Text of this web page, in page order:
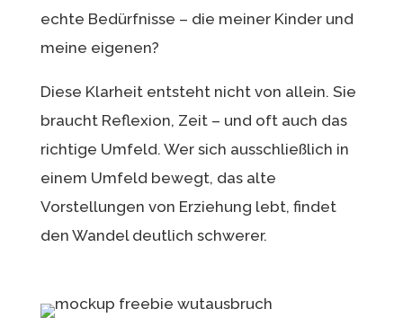
echte Bedürfnisse – die meiner Kinder und
meine eigenen?
Diese Klarheit entsteht nicht von allein. Sie
braucht Reflexion, Zeit – und oft auch das
richtige Umfeld. Wer sich ausschließlich in
einem Umfeld bewegt, das alte
Vorstellungen von Erziehung lebt, findet
den Wandel deutlich schwerer.